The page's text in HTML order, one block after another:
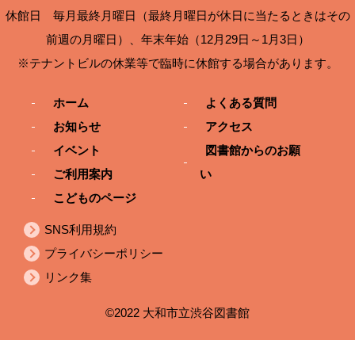
休館日 毎月最終月曜日（最終月曜日が休日に当たるときはその
前週の月曜日）、年末年始（12月29日～1月3日）
※テナントビルの休業等で臨時に休館する場合があります。
ホーム
お知らせ
イベント
ご利用案内
こどものページ
よくある質問
アクセス
図書館からのお願
い
SNS利用規約
プライバシーポリシー
リンク集
©2022 大和市立渋谷図書館